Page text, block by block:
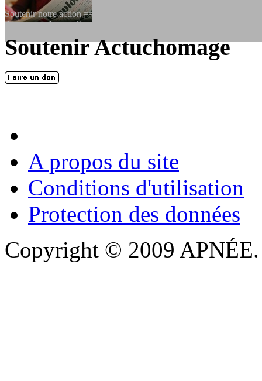
Soutenir notre action ==> Si vous souhaitez adhérer à
dessous, en le remplissant et en...
LES FONDATEURS
En 2004, une dizaine de personnes contribuèrent au lancement de
Soutenir Actuchomage
A propos du site
Conditions d'utilisation
Protection des données
Copyright © 2009 APNÉE.